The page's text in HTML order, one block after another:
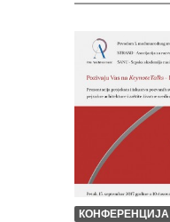
КОНФЕРЕНЦИЈА